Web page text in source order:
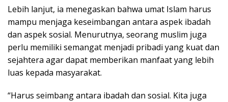
Lebih lanjut, ia menegaskan bahwa umat Islam harus
mampu menjaga keseimbangan antara aspek ibadah
dan aspek sosial. Menurutnya, seorang muslim juga
perlu memiliki semangat menjadi pribadi yang kuat dan
sejahtera agar dapat memberikan manfaat yang lebih
luas kepada masyarakat.
“Harus seimbang antara ibadah dan sosial. Kita juga